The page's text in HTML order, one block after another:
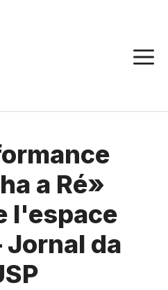
a Ré»
l'espace
Jornal da